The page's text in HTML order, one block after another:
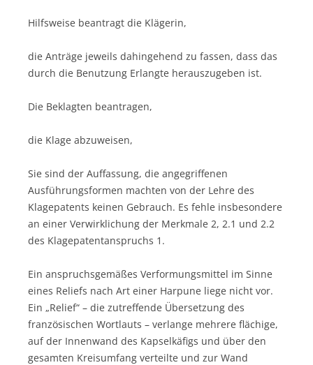
Hilfsweise beantragt die Klägerin,
die Anträge jeweils dahingehend zu fassen, dass das
durch die Benutzung Erlangte herauszugeben ist.
Die Beklagten beantragen,
die Klage abzuweisen,
Sie sind der Auffassung, die angegriffenen
Ausführungsformen machten von der Lehre des
Klagepatents keinen Gebrauch. Es fehle insbesondere
an einer Verwirklichung der Merkmale 2, 2.1 und 2.2
des Klagepatentanspruchs 1.
Ein anspruchsgemäßes Verformungsmittel im Sinne
eines Reliefs nach Art einer Harpune liege nicht vor.
Ein „Relief“ – die zutreffende Übersetzung des
französischen Wortlauts – verlange mehrere flächige,
auf der Innenwand des Kapselkäfigs und über den
gesamten Kreisumfang verteilte und zur Wand